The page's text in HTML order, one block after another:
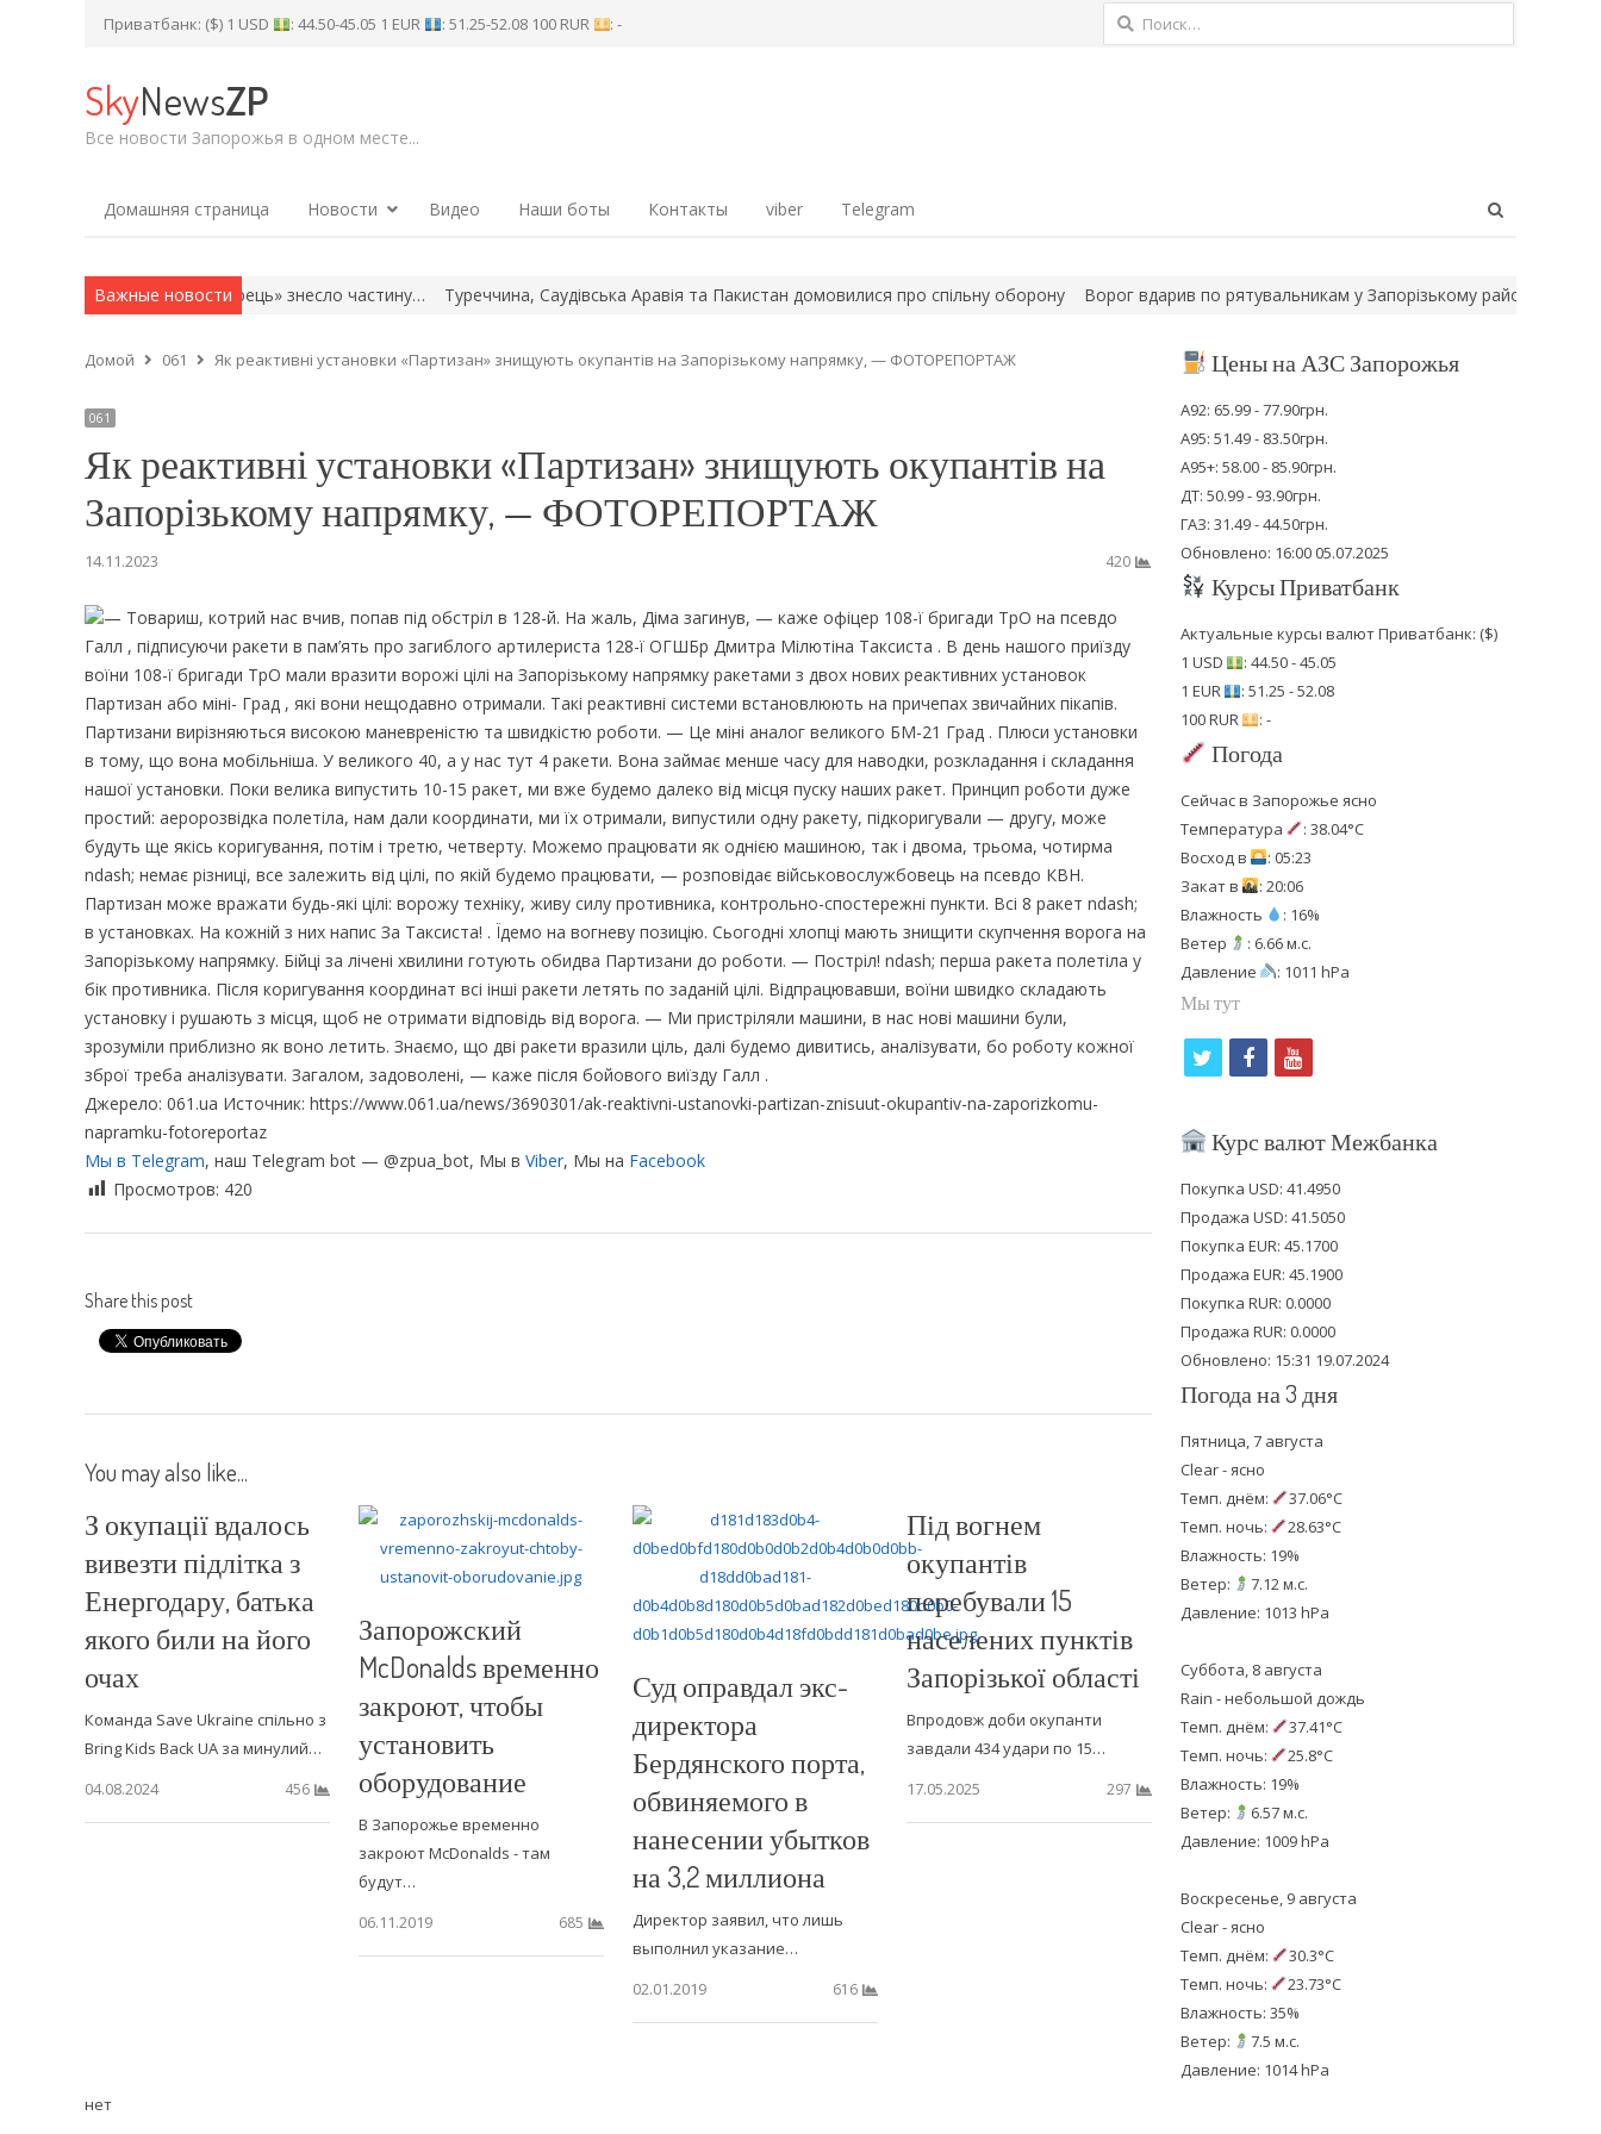
Приватбанк: ($) 1 USD : 44.50-45.05 1 EUR : 51.25-52.08 100 RUR : - Найти:
SkyNewsZP
Все новости Запорожья в одном месте...
Домашняя страница Новости Видео Наши боты Контакты viber Telegram
Важные новости
стадіоні «Чорноморець» знесло частину… Туреччина, Саудівська Аравія та Пакистан домовилися про спільну оборону Ворог вдарив по рятувальникам у Запорізькому районі, коли вони
Домой 061 Як реактивні установки «Партизан» знищують окупантів на Запорізькому напрямку, — ФОТОРЕПОРТАЖ
061
Як реактивні установки «Партизан» знищують окупантів на
Запорізькому напрямку, — ФОТОРЕПОРТАЖ
14.11.2023 420
— Товариш, котрий нас вчив, попав під обстріл в 128-й. На жаль, Діма загинув, — каже офіцер 108-ї бригади ТрО на псевдо
Галл , підписуючи ракети в пам’ять про загиблого артилериста 128-ї ОГШБр Дмитра Мілютіна Таксиста . В день нашого приїзду
воїни 108-ї бригади ТрО мали вразити ворожі цілі на Запорізькому напрямку ракетами з двох нових реактивних установок
Партизан або міні- Град , які вони нещодавно отримали. Такі реактивні системи встановлюють на причепах звичайних пікапів.
Партизани вирізняються високою маневреністю та швидкістю роботи. — Це міні аналог великого БМ-21 Град . Плюси установки
в тому, що вона мобільніша. У великого 40, а у нас тут 4 ракети. Вона займає менше часу для наводки, розкладання і складання
нашої установки. Поки велика випустить 10-15 ракет, ми вже будемо далеко від місця пуску наших ракет. Принцип роботи дуже
простий: аеророзвідка полетіла, нам дали координати, ми їх отримали, випустили одну ракету, підкоригували — другу, може
будуть ще якісь коригування, потім і третю, четверту. Можемо працювати як однією машиною, так і двома, трьома, чотирма
ndash; немає різниці, все залежить від цілі, по якій будемо працювати, — розповідає військовослужбовець на псевдо КВН.
Партизан може вражати будь-які цілі: ворожу техніку, живу силу противника, контрольно-спостережні пункти. Всі 8 ракет ndash;
в установках. На кожній з них напис За Таксиста! . Їдемо на вогневу позицію. Сьогодні хлопці мають знищити скупчення ворога на
Запорізькому напрямку. Бійці за лічені хвилини готують обидва Партизани до роботи. — Постріл! ndash; перша ракета полетіла у
бік противника. Після коригування координат всі інші ракети летять по заданій цілі. Відпрацювавши, воїни швидко складають
установку і рушають з місця, щоб не отримати відповідь від ворога. — Ми пристріляли машини, в нас нові машини були,
зрозуміли приблизно як воно летить. Знаємо, що дві ракети вразили ціль, далі будемо дивитись, аналізувати, бо роботу кожної
зброї треба аналізувати. Загалом, задоволені, — каже після бойового виїзду Галл .
Джерело: 061.ua Источник: https://www.061.ua/news/3690301/ak-reaktivni-ustanovki-partizan-znisuut-okupantiv-na-zaporizkomu-
napramku-fotoreportaz
Мы в Telegram, наш Telegram bot — @zpua_bot, Мы в Viber, Мы на Facebook
Просмотров: 420
Share this post
You may also like...
З окупації вдалось
вивезти підлітка з
Енергодару, батька
якого били на його
очах
Команда Save Ukraine спільно з
Bring Kids Back UA за минулий…
04.08.2024
456
Запорожский
McDonalds временно
закроют, чтобы
установить
оборудование
В Запорожье временно
закроют McDonalds - там
будут…
06.11.2019
685
Суд оправдал экс-
директора
Бердянского порта,
обвиняемого в
нанесении убытков
на 3,2 миллиона
Директор заявил, что лишь
выполнил указание…
02.01.2019
616
Під вогнем
окупантів
перебували 15
населених пунктів
Запорізької області
Впродовж доби окупанти
завдали 434 удари по 15…
17.05.2025
297
нет
Цены на АЗС Запорожья
А92: 65.99 - 77.90грн.
А95: 51.49 - 83.50грн.
А95+: 58.00 - 85.90грн.
ДТ: 50.99 - 93.90грн.
ГАЗ: 31.49 - 44.50грн.
Обновлено: 16:00 05.07.2025
Курсы Приватбанк
Актуальные курсы валют Приватбанк: ($)
1 USD
: 44.50 - 45.05
1 EUR
: 51.25 - 52.08
100 RUR
: -
Погода
Сейчас в Запорожье ясно
Температура
: 38.04°C
Восход в
: 05:23
Закат в
: 20:06
Влажность
: 16%
Ветер
: 6.66 м.с.
Давление
: 1011 hPa
Мы тут
i
t
e
r
f
c
b
o
o
k
y
u
u
b
e
Курс валют Межбанка
Покупка USD: 41.4950
Продажа USD: 41.5050
Покупка EUR: 45.1700
Продажа EUR: 45.1900
Покупка RUR: 0.0000
Продажа RUR: 0.0000
Обновлено: 15:31 19.07.2024
Погода на 3 дня
Пятница, 7 августа
Clear - ясно
Темп. днём:
37.06°C
Темп. ночь:
28.63°C
Влажность: 19%
Ветер:
7.12 м.с.
Давление: 1013 hPa
Суббота, 8 августа
Rain - небольшой дождь
Темп. днём:
37.41°C
Темп. ночь:
25.8°C
Влажность: 19%
Ветер:
6.57 м.с.
Давление: 1009 hPa
Воскресенье, 9 августа
Clear - ясно
Темп. днём:
30.3°C
Темп. ночь:
23.73°C
Влажность: 35%
Ветер:
7.5 м.с.
Давление: 1014 hPa